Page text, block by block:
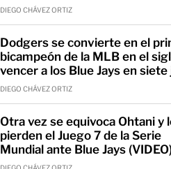
DIEGO CHÁVEZ ORTIZ
Dodgers se convierte en el
bicampeón de la MLB en el
vencer a los Blue Jays en
DIEGO CHÁVEZ ORTIZ
Otra vez se equivoca Ohtani y
pierden el Juego 7 de la Serie
Mundial ante Blue Jays